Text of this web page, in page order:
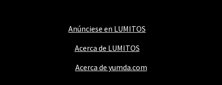
Anúnciese en LUMITOS
Acerca de LUMITOS
Acerca de yumda.com